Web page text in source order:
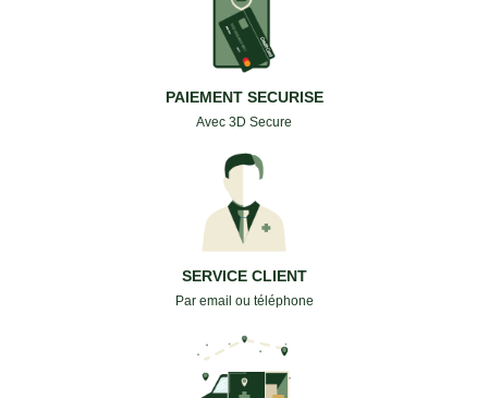
PAIEMENT SECURISE
Avec 3D Secure
SERVICE CLIENT
Par email ou téléphone